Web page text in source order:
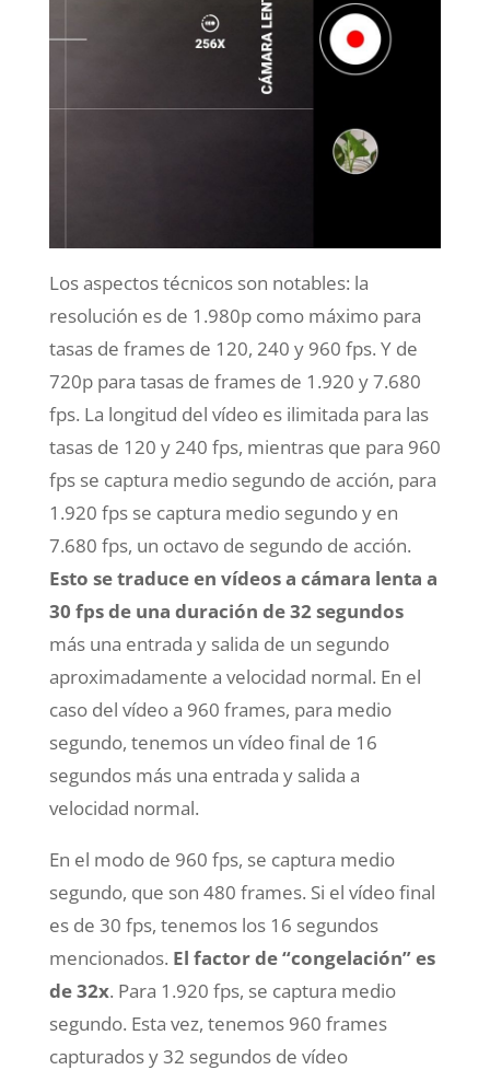
Los aspectos técnicos son notables: la
resolución es de 1.980p como máximo para
tasas de frames de 120, 240 y 960 fps. Y de
720p para tasas de frames de 1.920 y 7.680
fps. La longitud del vídeo es ilimitada para las
tasas de 120 y 240 fps, mientras que para 960
fps se captura medio segundo de acción, para
1.920 fps se captura medio segundo y en
7.680 fps, un octavo de segundo de acción.
Esto se traduce en vídeos a cámara lenta a
30 fps de una duración de 32 segundos
más una entrada y salida de un segundo
aproximadamente a velocidad normal. En el
caso del vídeo a 960 frames, para medio
segundo, tenemos un vídeo final de 16
segundos más una entrada y salida a
velocidad normal.
En el modo de 960 fps, se captura medio
segundo, que son 480 frames. Si el vídeo final
es de 30 fps, tenemos los 16 segundos
mencionados. El factor de “congelación” es
de 32x. Para 1.920 fps, se captura medio
segundo. Esta vez, tenemos 960 frames
capturados y 32 segundos de vídeo